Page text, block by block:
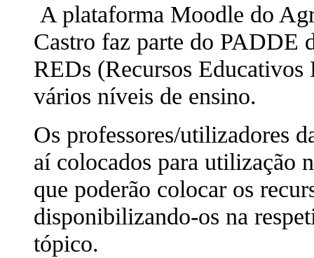
A plataforma Moodle do
Castro faz parte do PADDE
REDs (Recursos
vários níveis de ensino.
Os professores/utilizadores
aí colocados para utilização
que poderão colocar os
disponibilizando-os na
tópico.